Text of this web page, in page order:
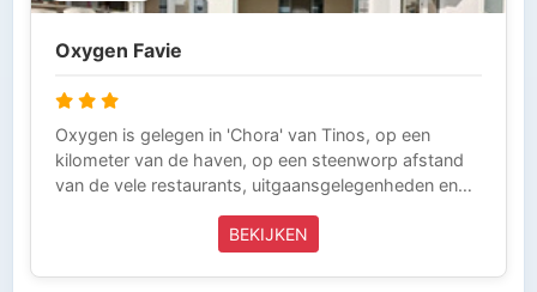
Oxygen Favie
Oxygen is gelegen in 'Chora' van Tinos, op een
kilometer van de haven, op een steenworp afstand
van de vele restaurants, uitgaansgelegenheden en
winkels in de omgeving, maar ook ideaal gelegen om
rust en gastvrijheid te bieden voor een onvergetelijk
BEKIJKEN